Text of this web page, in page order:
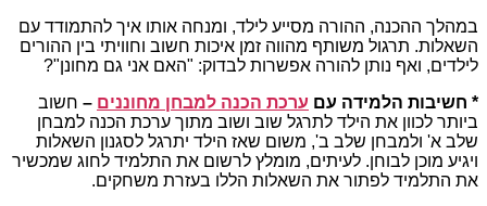
במהלך ההכנה, ההורה מסייע לילד, ומנחה אותו איך להתמודד עם
השאלות. תרגול משותף מהווה זמן איכות חשוב וחוויתי בין ההורים
לילדים, ואף נותן להורה אפשרות לבדוק: "האם אני גם מחונן"?
* חשיבות הלמידה עם ערכת הכנה למבחן מחוננים – חשוב
ביותר לכוון את הילד לתרגל שוב ושוב מתוך ערכת הכנה למבחן
שלב א' ולמבחן שלב ב', משום שאז הילד יתרגל לסגנון השאלות
ויגיע מוכן לבוחן. לעיתים, מומלץ לרשום את התלמיד לחוג שמכשיר
את התלמיד לפתור את השאלות הללו בעזרת משחקים.